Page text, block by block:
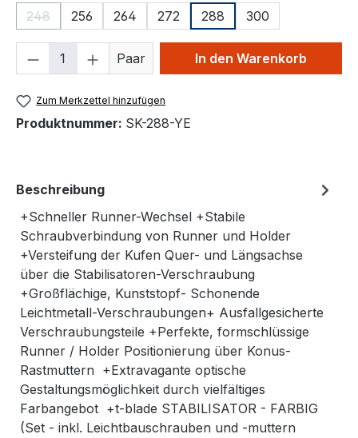
248
(Diese Option ist zurzeit nicht verfügbar.)
256 264 272 288 300
Produkt Anzahl: Gib den
Paar In den Warenkorb
Zum Merkzettel hinzufügen
Produktnummer: SK-288-YE
Beschreibung
+Schneller Runner-Wechsel +Stabile
Schraubverbindung von Runner und Holder
+Versteifung der Kufen Quer- und Längsachse
über die Stabilisatoren-Verschraubung
+Großflächige, Kunststopf- Schonende
Leichtmetall-Verschraubungen+ Ausfallgesicherte
Verschraubungsteile +Perfekte, formschlüssige
Runner / Holder Positionierung über Konus-
Rastmuttern +Extravagante optische
Gestaltungsmöglichkeit durch vielfältiges
Farbangebot +t-blade STABILISATOR - FARBIG
(Set - inkl. Leichtbauschrauben und -muttern